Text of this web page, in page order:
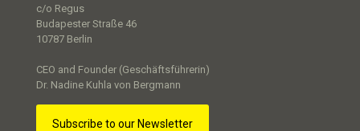
c/o Regus
Budapester Straße 46
10787 Berlin
CEO and Founder (Geschäftsführerin)
Dr. Nadine Kuhla von Bergmann
Subscribe to our Newsletter